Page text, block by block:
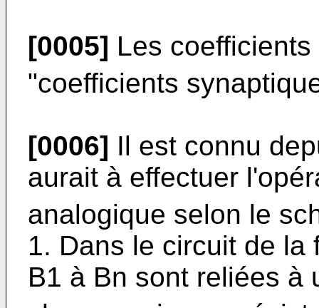
[0005] Les coefficients
"coefficients
[0006] Il est connu
aurait à effectuer
analogique selon le
1. Dans le circuit de la
B1 à Bn sont reliées à